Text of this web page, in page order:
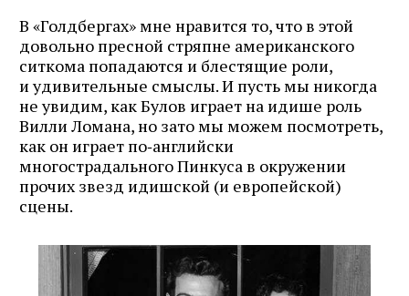
В «Голдбергах» мне нравится то, что в этой
довольно пресной стряпне американского
ситкома попадаются и блестящие роли,
и удивительные смыслы. И пусть мы никогда
не увидим, как Булов играет на идише роль
Вилли Ломана, но зато мы можем посмотреть,
как он играет по‑английски
многострадального Пинкуса в окружении
прочих звезд идишской (и европейской)
сцены.